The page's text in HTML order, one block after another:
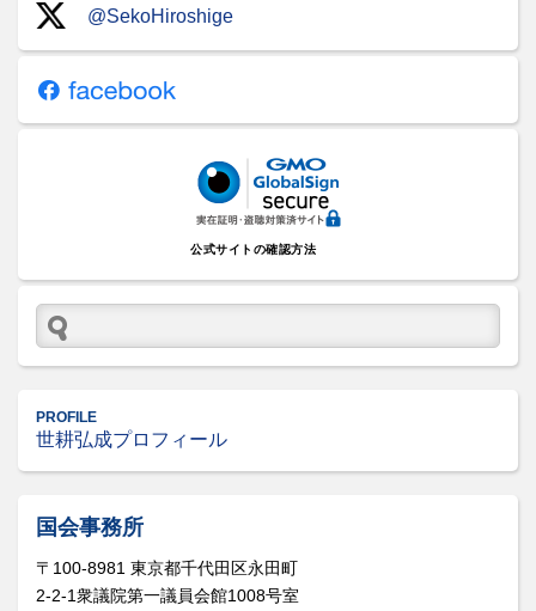
@SekoHiroshige
公式サイトの確認方法
PROFILE
世耕弘成プロフィール
国会事務所
〒100-8981 東京都千代田区永田町
2-2-1衆議院第一議員会館1008号室